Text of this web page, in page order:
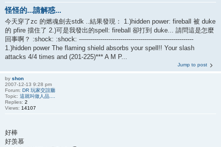
怪怪的...請解惑...
今天穿了zc 的燃魂劍去stdk ..結果發現： 1.)hidden power: fireball 被 duke
的 pfire 擋住了 2.)可是我發出的spell: fireball 卻打到 duke... 請問這是怎麼
回事啊？ :shock: :shock: ----------------------------------------------------------
1.)hidden power The flaming shield absorbs your spell!! Your slash
attacks 4/4 times and (201-225)*** A M P...
Jump to post
by shon
2007-12-13 9:28 pm
Forum: DR 玩家交誼廳
Topic: 這就叫做人品....
Replies: 2
Views: 14107
好棒
好羡慕